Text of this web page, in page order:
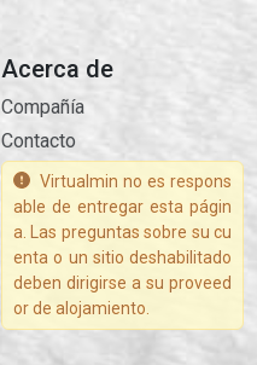
Acerca de
Compañía
Contacto
Virtualmin no es respons
able de entregar esta págin
a. Las preguntas sobre su cu
enta o un sitio deshabilitado
deben dirigirse a su proveed
or de alojamiento.